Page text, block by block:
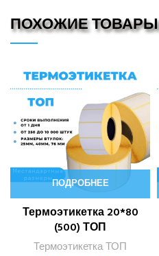
ПОХОЖИЕ ТОВАРЫ
ПОДРОБНЕЕ
Термоэтикетка 20*80
(500) ТОП
Термоэтикетка ТОП